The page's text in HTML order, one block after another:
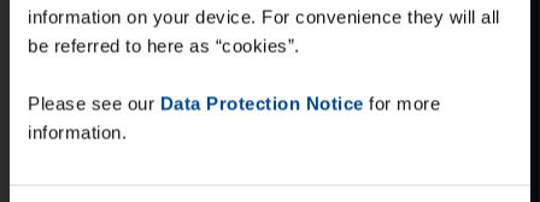
information on your device. For convenience they will all
be referred to here as “cookies”.
Please see our Data Protection Notice for more
information.